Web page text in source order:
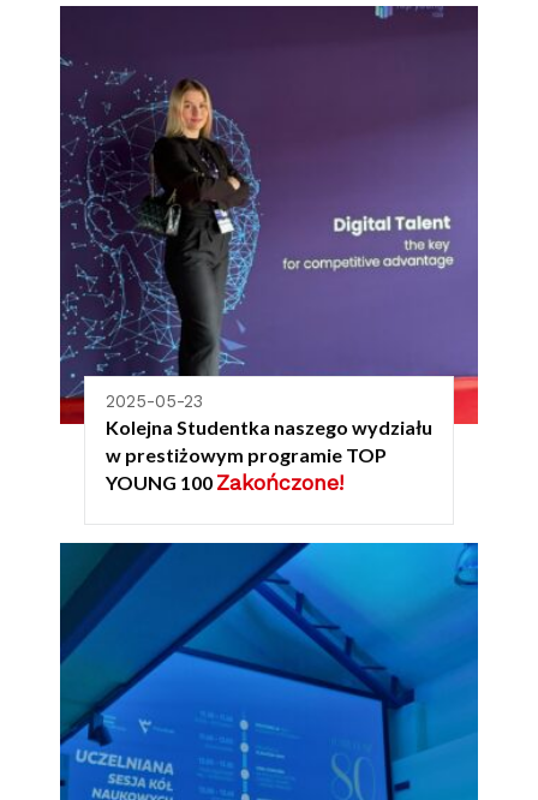
2025-05-23
Kolejna Studentka naszego wydziału
w prestiżowym programie TOP
YOUNG 100 Zakończone!